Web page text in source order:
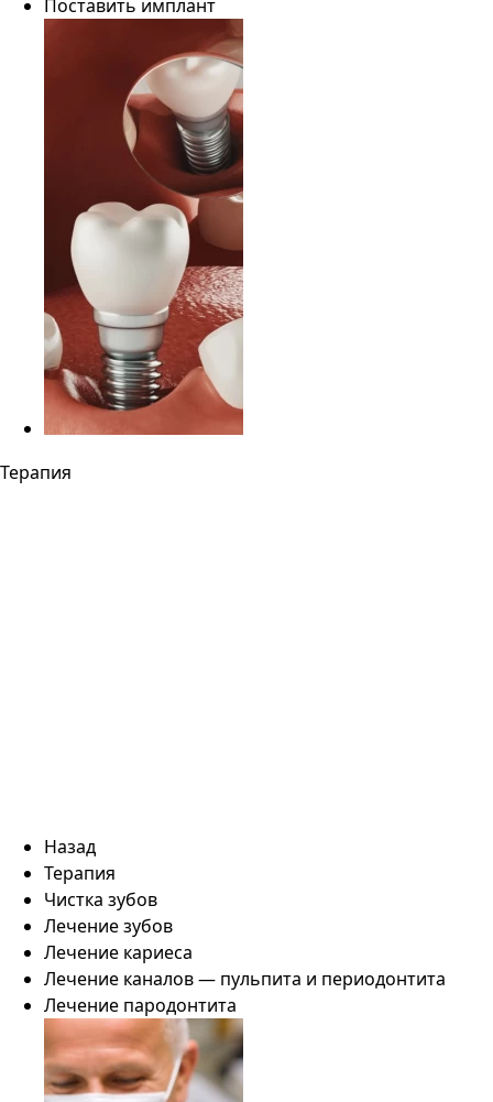
Поставить имплант
Терапия
Назад
Терапия
Чистка зубов
Лечение зубов
Лечение кариеса
Лечение каналов — пульпита и периодонтита
Лечение пародонтита